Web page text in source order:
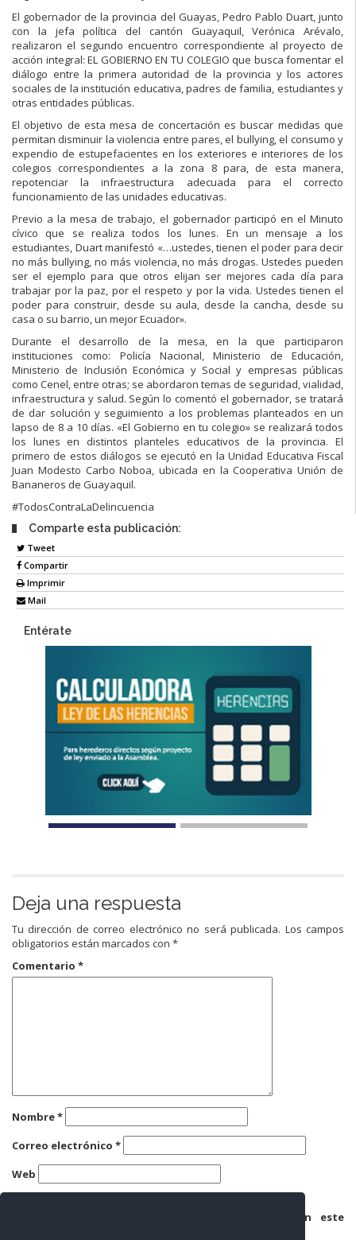
El gobernador de la provincia del Guayas, Pedro Pablo Duart, junto
con la jefa política del cantón Guayaquil, Verónica Arévalo,
realizaron el segundo encuentro correspondiente al proyecto de
acción integral: EL GOBIERNO EN TU COLEGIO que busca fomentar el
diálogo entre la primera autoridad de la provincia y los actores
sociales de la institución educativa, padres de familia, estudiantes y
otras entidades públicas.
El objetivo de esta mesa de concertación es buscar medidas que
permitan disminuir la violencia entre pares, el bullying, el consumo y
expendio de estupefacientes en los exteriores e interiores de los
colegios correspondientes a la zona 8 para, de esta manera,
repotenciar la infraestructura adecuada para el correcto
funcionamiento de las unidades educativas.
Previo a la mesa de trabajo, el gobernador participó en el Minuto
cívico que se realiza todos los lunes. En un mensaje a los
estudiantes, Duart manifestó «…ustedes, tienen el poder para decir
no más bullying, no más violencia, no más drogas. Ustedes pueden
ser el ejemplo para que otros elijan ser mejores cada día para
trabajar por la paz, por el respeto y por la vida. Ustedes tienen el
poder para construir, desde su aula, desde la cancha, desde su
casa o su barrio, un mejor Ecuador».
Durante el desarrollo de la mesa, en la que participaron
instituciones como: Policía Nacional, Ministerio de Educación,
Ministerio de Inclusión Económica y Social y empresas públicas
como Cenel, entre otras; se abordaron temas de seguridad, vialidad,
infraestructura y salud. Según lo comentó el gobernador, se tratará
de dar solución y seguimiento a los problemas planteados en un
lapso de 8 a 10 días. «El Gobierno en tu colegio» se realizará todos
los lunes en distintos planteles educativos de la provincia. El
primero de estos diálogos se ejecutó en la Unidad Educativa Fiscal
Juan Modesto Carbo Noboa, ubicada en la Cooperativa Unión de
Bananeros de Guayaquil.
#TodosContraLaDelincuencia
Comparte esta publicación:
Tweet
Compartir
Imprimir
Mail
Entérate
Deja una respuesta
Tu dirección de correo electrónico no será publicada. Los campos
obligatorios están marcados con *
Comentario *
Nombre*
Correo electrónico *
Web
Guarda mi nombre, correo electrónico y web en este